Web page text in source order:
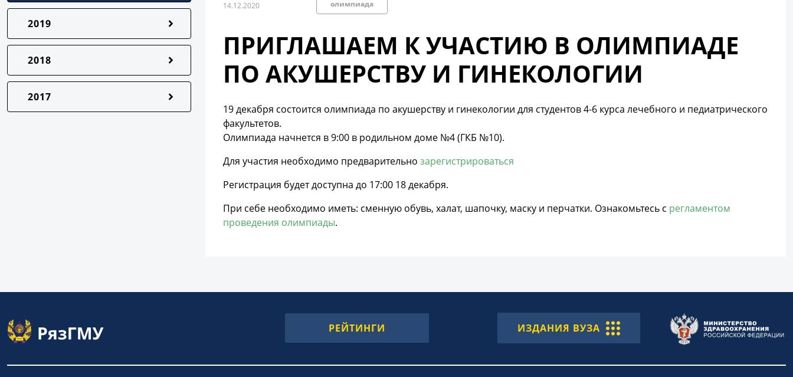
2019
2018
2017
14.12.2020 олимпиада
ПРИГЛАШАЕМ К УЧАСТИЮ В ОЛИМПИАДЕ
ПО АКУШЕРСТВУ И ГИНЕКОЛОГИИ
19 декабря состоится олимпиада по акушерству и гинекологии для студентов 4-6 курса лечебного и педиатрического
факультетов.
Олимпиада начнется в 9:00 в родильном доме №4 (ГКБ №10).
Для участия необходимо предварительно зарегистрироваться
Регистрация будет доступна до 17:00 18 декабря.
При себе необходимо иметь: сменную обувь, халат, шапочку, маску и перчатки. Ознакомьтесь с регламентом
проведения олимпиады.
РЕЙТИНГИ ИЗДАНИЯ ВУЗА